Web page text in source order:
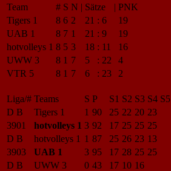
Team
# S N | Sätze | PNK
Tigers 1
8 6 2 21 : 6
19
UAB 1
8 7 1 21 : 9
19
hotvolleys 1 8 5 3 18 : 11
16
UWW 3
8 1 7 5 : 22
4
VTR 5
8 1 7 6 : 23 2
Liga/# Teams S P S1 S2 S3 S4 S5
D B
Tigers 1 1 90 25 22 20 23
3901
hotvolleys 1 3 92 17 25 25 25
D B
hotvolleys 1 1 87 25 26 23 13
3903
UAB 1 3 95 17 28 25 25
D B
UWW 3 0 43 17 10 16